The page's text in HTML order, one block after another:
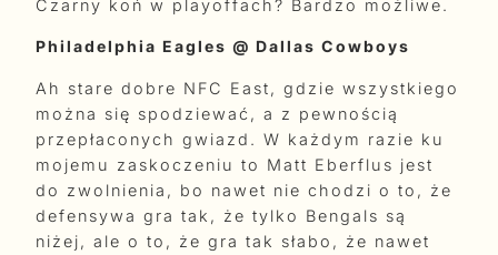
Czarny koń w playoffach? Bardzo możliwe.
Philadelphia Eagles @ Dallas Cowboys
Ah stare dobre NFC East, gdzie wszystkiego
można się spodziewać, a z pewnością
przepłaconych gwiazd. W każdym razie ku
mojemu zaskoczeniu to Matt Eberflus jest
do zwolnienia, bo nawet nie chodzi o to, że
defensywa gra tak, że tylko Bengals są
niżej, ale o to, że gra tak słabo, że nawet